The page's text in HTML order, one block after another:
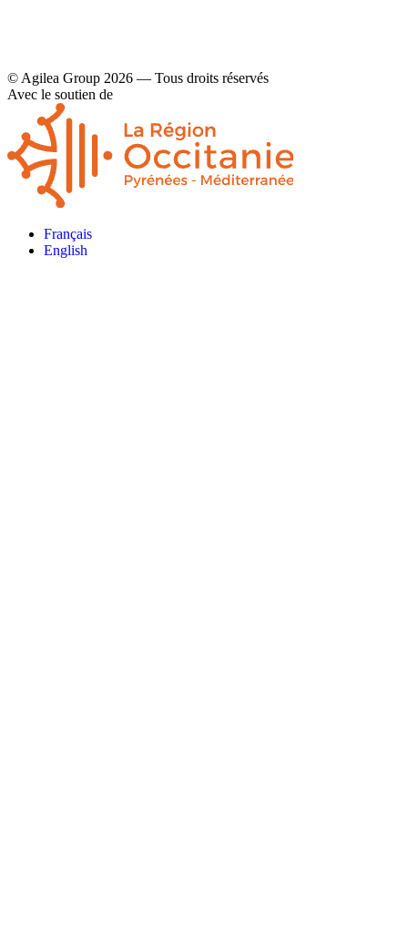
© Agilea Group 2026 — Tous droits réservés
Avec le soutien de
Français
English